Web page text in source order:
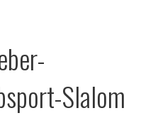
Slalom